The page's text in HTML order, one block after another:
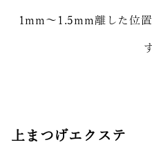
1mm～1.5mm離した位
上まつげエクステ